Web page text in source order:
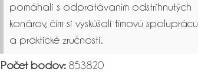
pomáhali s odpratávaním odstrihnutých
konárov, čím si vyskúšali tímovú spoluprácu
a praktické zručnosti.
Počet bodov:853820